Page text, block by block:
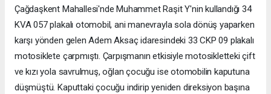
Çağdaşkent Mahallesi'nde Muhammet Raşit Y'nin kullandığı 34
KVA 057 plakalı otomobil, ani manevrayla sola dönüş yaparken
karşı yönden gelen Adem Aksaç idaresindeki 33 CKP 09 plakalı
motosiklete çarpmıştı. Çarpışmanın etkisiyle motosikletteki çift
ve kızı yola savrulmuş, oğlan çocuğu ise otomobilin kaputuna
düşmüştü. Kaputtaki çocuğu indirip yeniden direksiyon başına